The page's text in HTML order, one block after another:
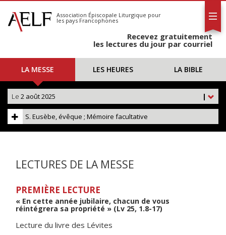
S'abonner
Calendrier
Association Épiscopale Liturgique pour
les pays Francophones
Recevez gratuitement
les lectures du jour par courriel
LA MESSE LES HEURES LA BIBLE
|
Le 2 août 2025
S. Eusèbe, évêque ; Mémoire facultative
LECTURES DE LA MESSE
PREMIÈRE LECTURE
« En cette année jubilaire, chacun de vous
réintégrera sa propriété » (Lv 25, 1.8-17)
Lecture du livre des Lévites